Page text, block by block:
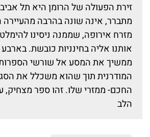
זירת הפעולה של הרומן היא תל אביב
מתברר, אינה שונה בהרבה מהעיירה
מזרח אירופה, שממנה ניסינו
אותנו אליה בחינניות כובשת.
ממשיך את המסע אל שורשי הספרות
המודרנית תוך שהוא משכלל את
החכם- ממזרי שלו. זהו ספר מצחיק,
הלב